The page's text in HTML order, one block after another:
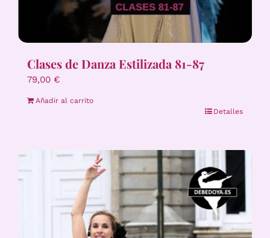
Clases de Danza Estilizada 81-87
79,00 €
Añadir al carrito
Detalles